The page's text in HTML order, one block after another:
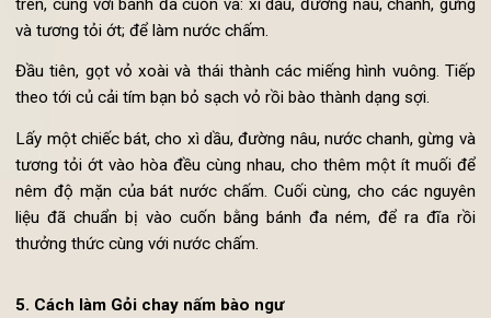
Gỏi chay ngũ sắc thơm ngon bổ dưỡng
Để thực hiện món ăn, chúng ta cần chuẩn bị các loại rau củ